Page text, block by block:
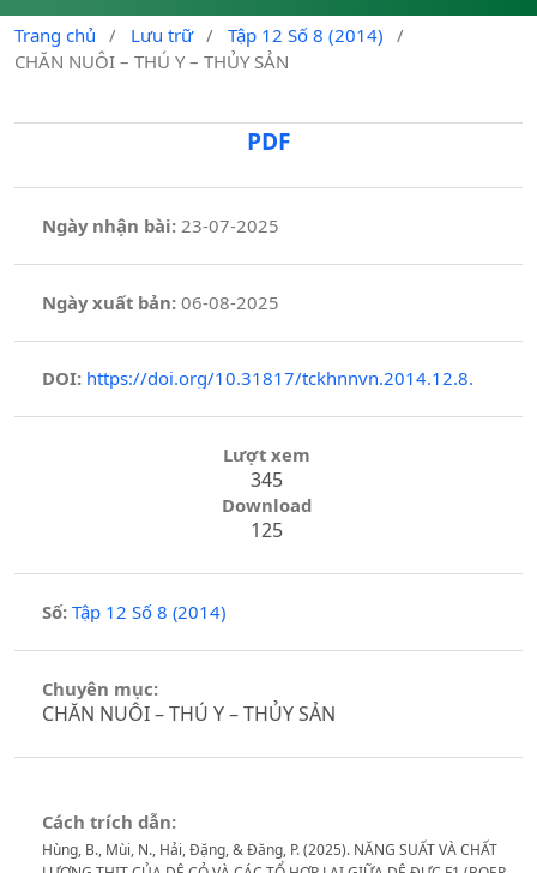
Trang chủ / Lưu trữ / Tập 12 Số 8 (2014)
/
CHĂN NUÔI – THÚ Y – THỦY SẢN
PDF
Ngày nhận bài: 23-07-2025
Ngày xuất bản: 06-08-2025
DOI: https://doi.org/10.31817/tckhnnvn.2014.12.8.
Lượt xem
345
Download
125
Số: Tập 12 Số 8 (2014)
Chuyên mục:
CHĂN NUÔI – THÚ Y – THỦY SẢN
Cách trích dẫn:
Hùng, B., Mùi, N., Hải, Đặng, & Đăng, P. (2025). NĂNG SUẤT VÀ CHẤT